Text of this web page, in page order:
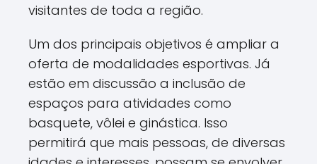
visitantes de toda a região.
Um dos principais objetivos é ampliar a
oferta de modalidades esportivas. Já
estão em discussão a inclusão de
espaços para atividades como
basquete, vôlei e ginástica. Isso
permitirá que mais pessoas, de diversas